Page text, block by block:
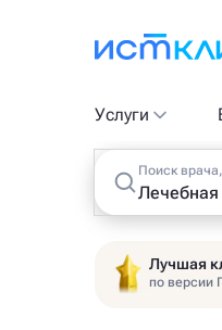
Услуги
Поиск
Лучшая
по версии